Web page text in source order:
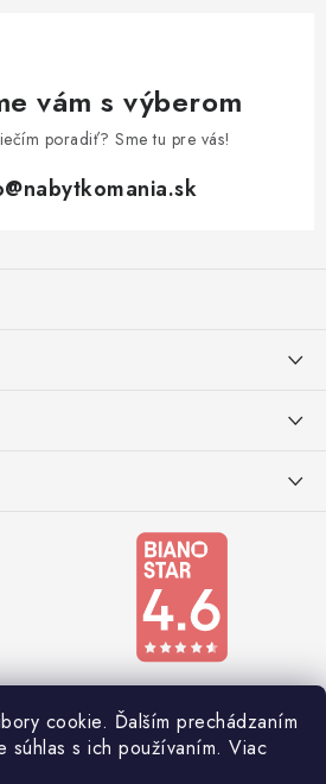
cookie. Ďalším prechádzaním
súhlas s ich používaním. Viac
vám s výberom
poradiť? Sme tu pre vás!
@nabytkomania.sk